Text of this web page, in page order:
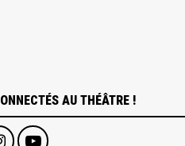
AU THÉÂTRE !